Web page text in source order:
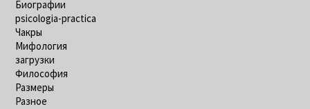
Биографии
psicologia-practica
Чакры
Мифология
загрузки
Философия
Размеры
Разное